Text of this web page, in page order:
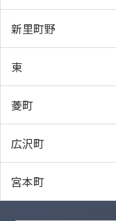
新里町野
東
菱町
広沢町
宮本町